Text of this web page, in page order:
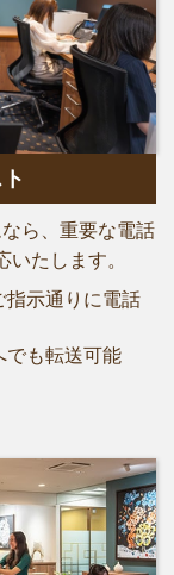
ら、重要な電話
たします。
指示通りに電話
でも転送可能